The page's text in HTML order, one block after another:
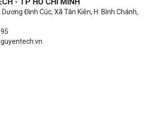
- TP HỒ CHÍ MINH
Đình Cúc, Xã Tân Kiên, H. Bình Chánh,